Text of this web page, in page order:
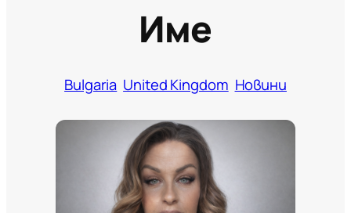
Име
Bulgaria United Kingdom Новини